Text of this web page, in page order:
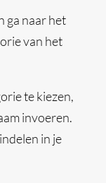
ga naar het
van het
te kiezen,
invoeren.
in je